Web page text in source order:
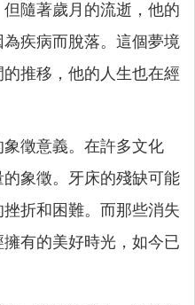
隨著歲月的流逝，他的
疾病而脫落。這個夢境
推移，他的人生也在經
徵意義。在許多文化
象徵。牙床的殘缺可能
折和困難。而那些消失
有的美好時光，如今已